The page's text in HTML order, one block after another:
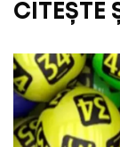
CITEȘTE